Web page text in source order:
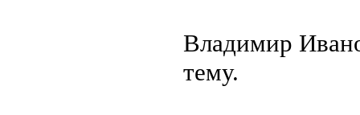
Владимир
тему.